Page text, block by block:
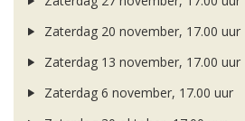
Zaterdag 20 november, 17.00 uur
Zaterdag 13 november, 17.00 uur
Zaterdag 6 november, 17.00 uur